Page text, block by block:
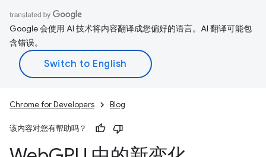
Google 会使用 AI 技术将内容翻译成您偏好的语言。AI 翻译可能包
含错误。
Chrome for Developers Blog
该内容对您有帮助吗？